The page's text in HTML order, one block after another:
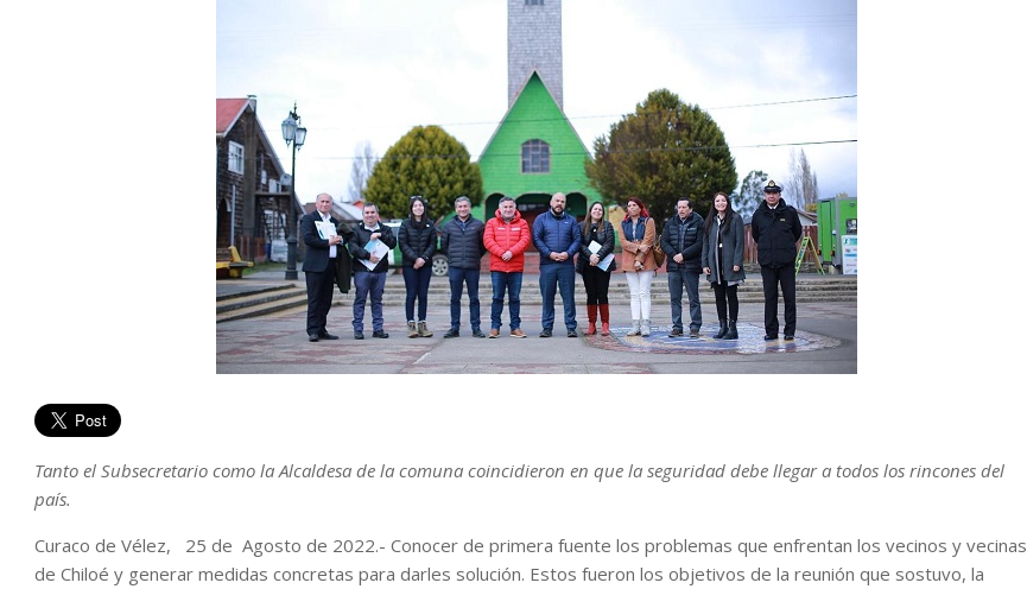
Tanto el Subsecretario como la Alcaldesa de la comuna coincidieron en que la seguridad debe llegar a todos los rincones del
país.
Curaco de Vélez, 25 de Agosto de 2022.- Conocer de primera fuente los problemas que enfrentan los vecinos y vecinas
de Chiloé y generar medidas concretas para darles solución. Estos fueron los objetivos de la reunión que sostuvo, la